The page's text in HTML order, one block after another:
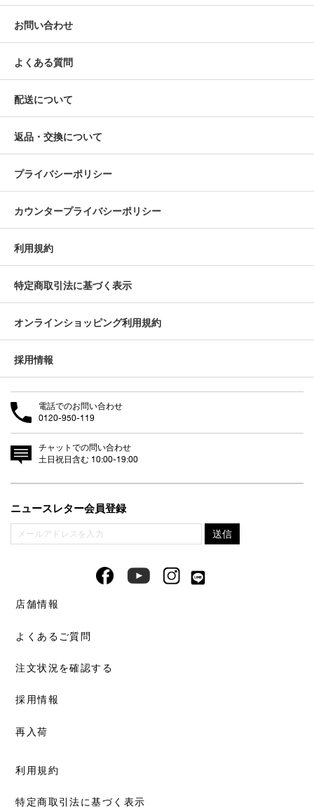
お問い合わせ
よくある質問
配送について
返品・交換について
プライバシーポリシー
カウンタープライバシーポリシー
利用規約
特定商取引法に基づく表示
オンラインショッピング利用規約
採用情報
電話でのお問い合わせ
0120-950-119
チャットでの問い合わせ
土日祝日含む 10:00-19:00
ニュースレター会員登録
店舗情報
よくあるご質問
注文状況を確認する
採用情報
再入荷
利用規約
特定商取引法に基づく表示